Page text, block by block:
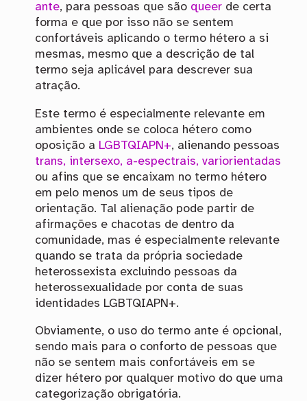
ante, para pessoas que são queerde certa
forma e que por isso não se sentem
confortáveis aplicando o termo hétero a si
mesmas, mesmo que a descrição de tal
termo seja aplicável para descrever sua
atração.
Este termo é especialmente relevante em
ambientes onde se coloca hétero como
oposição a LGBTQIAPN+, alienando pessoas
trans, intersexo, a-espectrais, variorientadas
ou afins que se encaixam no termo hétero
em pelo menos um de seus tipos de
orientação. Tal alienação pode partir de
afirmações e chacotas de dentro da
comunidade, mas é especialmente relevante
quando se trata da própria sociedade
heterossexista excluindo pessoas da
heterossexualidade por conta de suas
identidades LGBTQIAPN+.
Obviamente, o uso do termo ante é opcional,
sendo mais para o conforto de pessoas que
não se sentem mais confortáveis em se
dizer hétero por qualquer motivo do que uma
categorização obrigatória.